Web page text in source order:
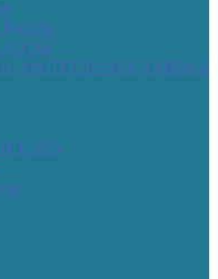
PROTEÇÃO AOS ANIMAIS
2025